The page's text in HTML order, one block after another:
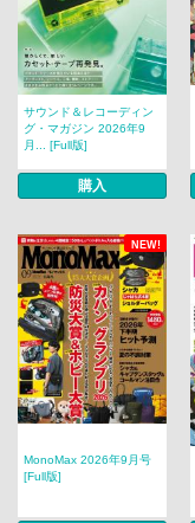
サウンド＆レコーディン
グ・マガジン 2026年9
月... [Full版]
購入
NEW!
MonoMax 2026年9月号
[Full版]